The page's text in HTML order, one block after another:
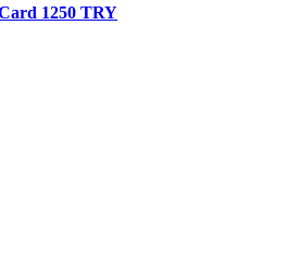
1250 TRY